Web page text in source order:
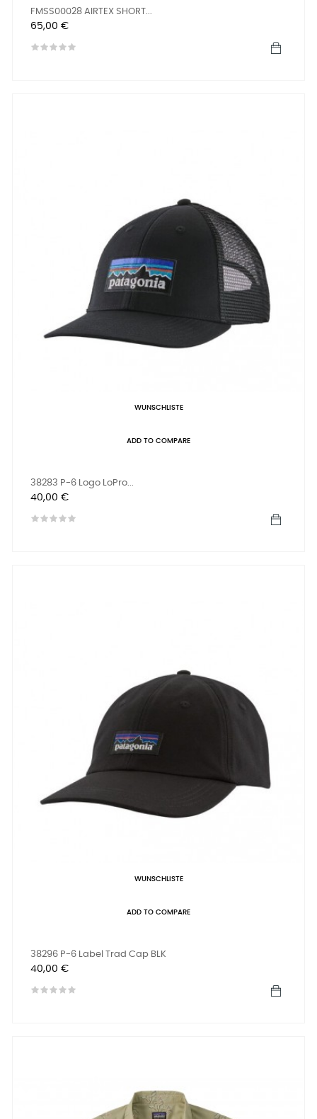
FMSS00028 AIRTEX SHORT...
Preis
65,00 €
WUNSCHLISTE
ADD TO COMPARE
38283 P-6 Logo LoPro...
Preis
40,00 €
WUNSCHLISTE
ADD TO COMPARE
38296 P-6 Label Trad Cap BLK
Preis
40,00 €